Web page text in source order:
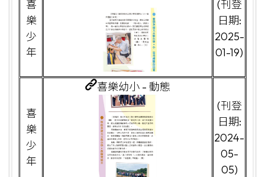
喜
樂
少
年
(刊登
日期:
2025-
01-19)
喜
樂
少
年
喜樂幼小 - 動態
(刊登
日期:
2024-
05-
05)